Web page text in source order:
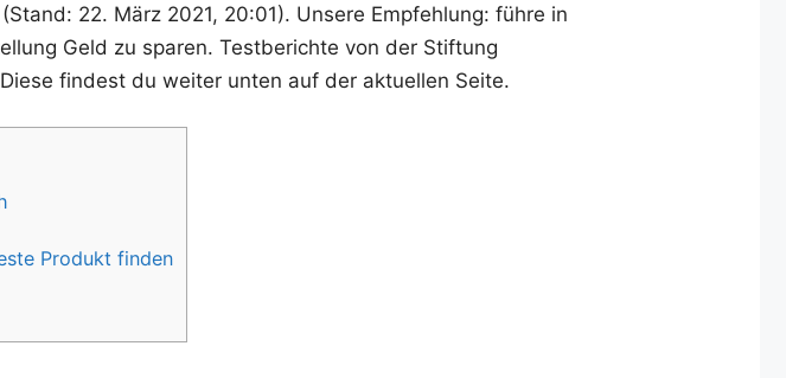
22. März 2021, 20:01). Unsere Empfehlung: führe in
Geld zu sparen. Testberichte von der Stiftung
findest du weiter unten auf der aktuellen Seite.
Produkt finden